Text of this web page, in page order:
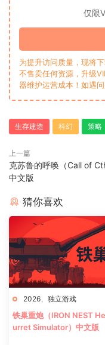
仅限
为提升访问质量，现将
不售卖任何资源，升级
器维护运营成本！如遇
生存建造 科幻 策略
上一篇
克苏鲁的呼唤（Call of
中文版
猜你喜欢
2026 独立游戏
铁巢重炮（IRON NEST
urret Simulator）中文版